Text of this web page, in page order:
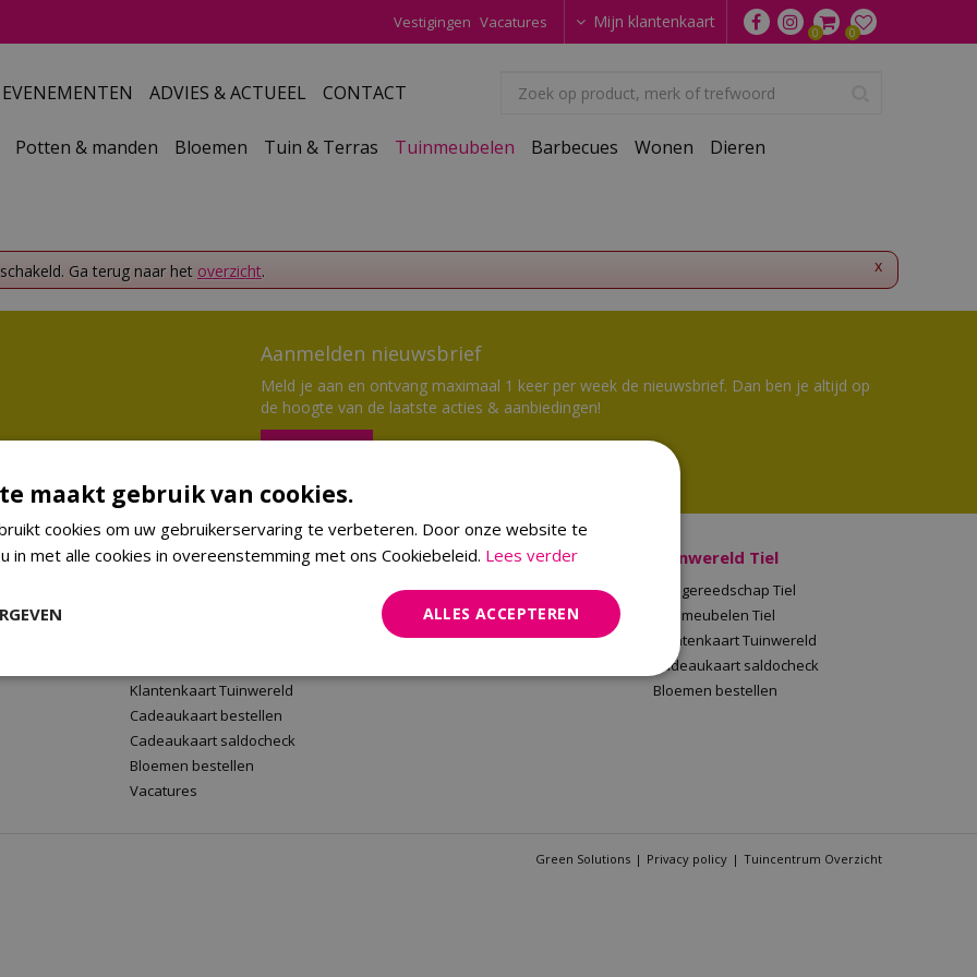
Vestigingen Vacatures Mijn klantenkaart
EVENEMENTEN ADVIES & ACTUEEL CONTACT
Potten & manden Bloemen Tuin & Terras Tuinmeubelen Barbecues Wonen Dieren
x
Ga terug naar het overzicht.
Aanmelden nieuwsbrief
Meld je aan en ontvang maximaal 1 keer per week de nieuwsbrief. Dan ben je altijd op
de hoogte van de laatste acties & aanbiedingen!
Aanmelden
Tuinwereld Wijchen
Klantenkaart Tuinwereld
Cadeaukaart bestellen
Cadeaukaart saldocheck
Bloemen bestellen
Vacatures
Tuinwereld Malden
Planten Malden
Klantenkaart Tuinwereld
Cadeaukaart saldocheck
Tuinwereld Tiel
Tuingereedschap Tiel
Tuinmeubelen Tiel
Klantenkaart Tuinwereld
Cadeaukaart saldocheck
Bloemen bestellen
Green Solutions Privacy policy Tuincentrum Overzicht
maakt gebruik van cookies.
cookies om uw gebruikerservaring te verbeteren. Door onze website te
in met alle cookies in overeenstemming met ons Cookiebeleid. Lees verder
ALLES ACCEPTEREN